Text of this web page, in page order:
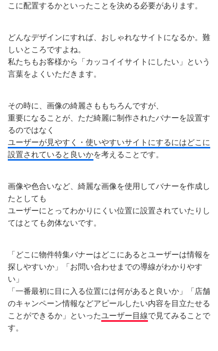
こに配置するかといったことを決める必要があります。
どんなデザインにすれば、おしゃれなサイトになるか。難
しいところですよね。
私たちもお客様から「カッコイイサイトにしたい」という
言葉をよくいただきます。
その時に、画像の綺麗さももちろんですが、
重要になることが、ただ綺麗に制作されたバナーを設置す
るのではなく
ユーザーが見やすく・使いやすいサイトにするにはどこに
設置されていると良いかを考えることです。
画像や色合いなど、綺麗な画像を使用してバナーを作成し
たとしても
ユーザーにとってわかりにくい位置に設置されていたりし
てはとても勿体ないです。
「どこに物件特集バナーはどこにあるとユーザーは情報を
探しやすいか」「お問い合わせまでの導線がわかりやす
い」
「一番最初に目に入る位置には何があると良いか」「店舗
のキャンペーン情報などアピールしたい内容を目立たせる
ことができるか」といったユーザー目線で見てみることで
す。